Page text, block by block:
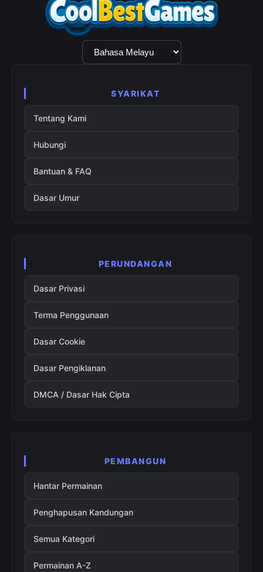
Pilihan
Bahasa
SYARIKAT
Tentang Kami
Hubungi
Bantuan & FAQ
Dasar Umur
PERUNDANGAN
Dasar Privasi
Terma Penggunaan
Dasar Cookie
Dasar Pengiklanan
DMCA / Dasar Hak Cipta
PEMBANGUN
Hantar Permainan
Penghapusan Kandungan
Semua Kategori
Permainan A-Z